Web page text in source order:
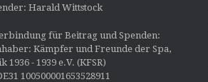
Harald Wittstock
für Beitrag und Spenden:
Kämpfer und Freunde der Spa,
1936 - 1939 e.V. (KFSR)
100500001653528911